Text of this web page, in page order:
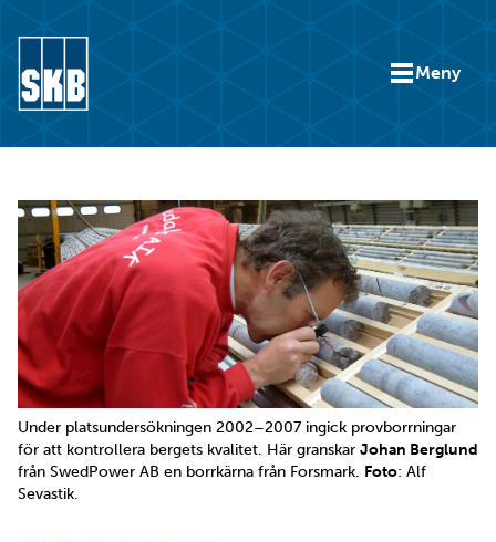
Meny
Under platsundersökningen 2002–2007 ingick provborrningar
för att kontrollera bergets kvalitet. Här granskar Johan Berglund
från SwedPower AB en borrkärna från Forsmark. Foto: Alf
Sevastik.